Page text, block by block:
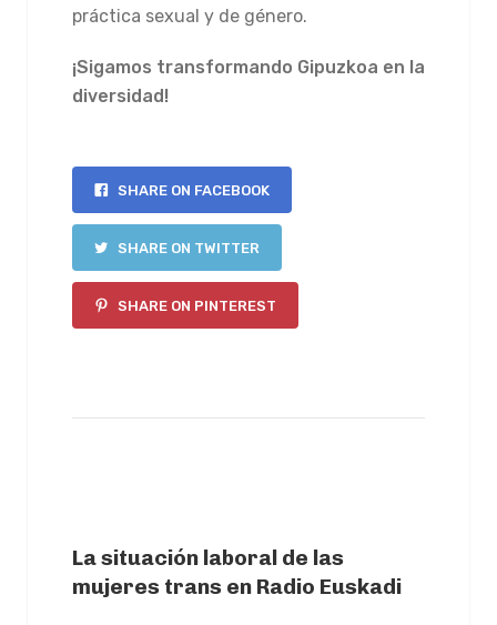
práctica sexual y de género.
¡Sigamos transformando Gipuzkoa en la
diversidad!
SHARE ON FACEBOOK
SHARE ON TWITTER
SHARE ON PINTEREST
La situación laboral de las
mujeres trans en Radio Euskadi